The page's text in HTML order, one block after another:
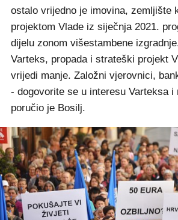
ostalo vrijedno je imovina, zemljište
projektom Vlade iz siječnja 2021.
dijelu zonom višestambene
Varteks, propada i strateški projekt
vrijedi manje. Založni vjerovnici,
- dogovorite se u interesu Varteksa i
poručio je Bosilj.